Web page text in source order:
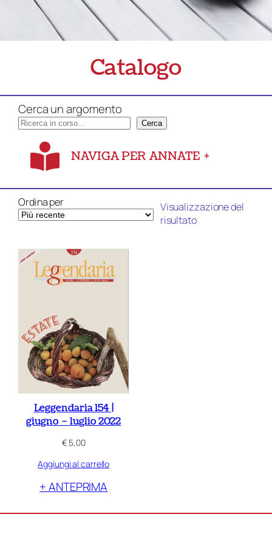
Catalogo
Cerca un argomento
Cerca
NAVIGA PER ANNATE +
Ordina per
Visualizzazione del
risultato
Leggendaria 154 |
giugno – luglio 2022
€5,00
Aggiungi al carrello
+ ANTEPRIMA